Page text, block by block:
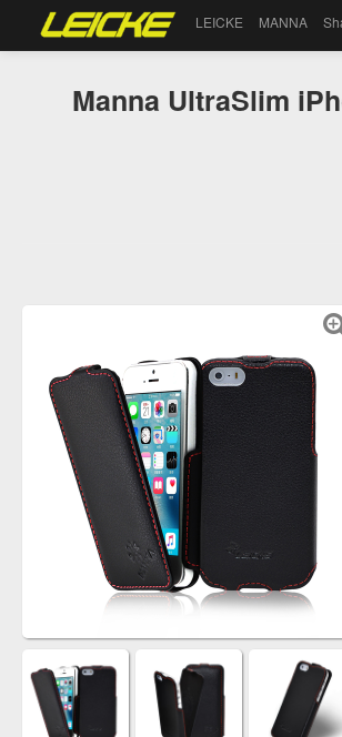
LEICKE MANNA
Manna UltraSlim